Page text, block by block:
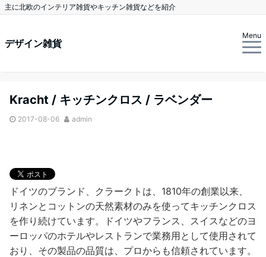
主に北欧のインテリア雑貨やキッチン雑貨などを紹介
デザイン雑貨
Menu
Kracht / キッチンクロス / ラベンダー
2017-08-06 admin
ドイツのブランド、クラークトは、1810年の創業以来、
リネンとコットンの天然素材のみを使ってキッチンクロス
を作り続けています。ドイツやフランス、スイスなどのヨ
ーロッパのホテルやレストランで業務用として使用されて
おり、その製品の品質は、プロからも信頼されています。